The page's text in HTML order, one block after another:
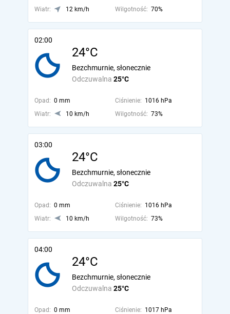
Wiatr:
12 km/h Wilgotność: 70%
02:00
24°C
Odczuwalna 25°C
Bezchmurnie, słonecznie
Opad: 0 mm Ciśnienie: 1016 hPa
Wiatr:
10 km/h Wilgotność: 73%
03:00
24°C
Odczuwalna 25°C
Bezchmurnie, słonecznie
Opad: 0 mm Ciśnienie: 1016 hPa
Wiatr:
10 km/h Wilgotność: 73%
04:00
24°C
Odczuwalna 25°C
Bezchmurnie, słonecznie
Opad: 0 mm Ciśnienie: 1017 hPa